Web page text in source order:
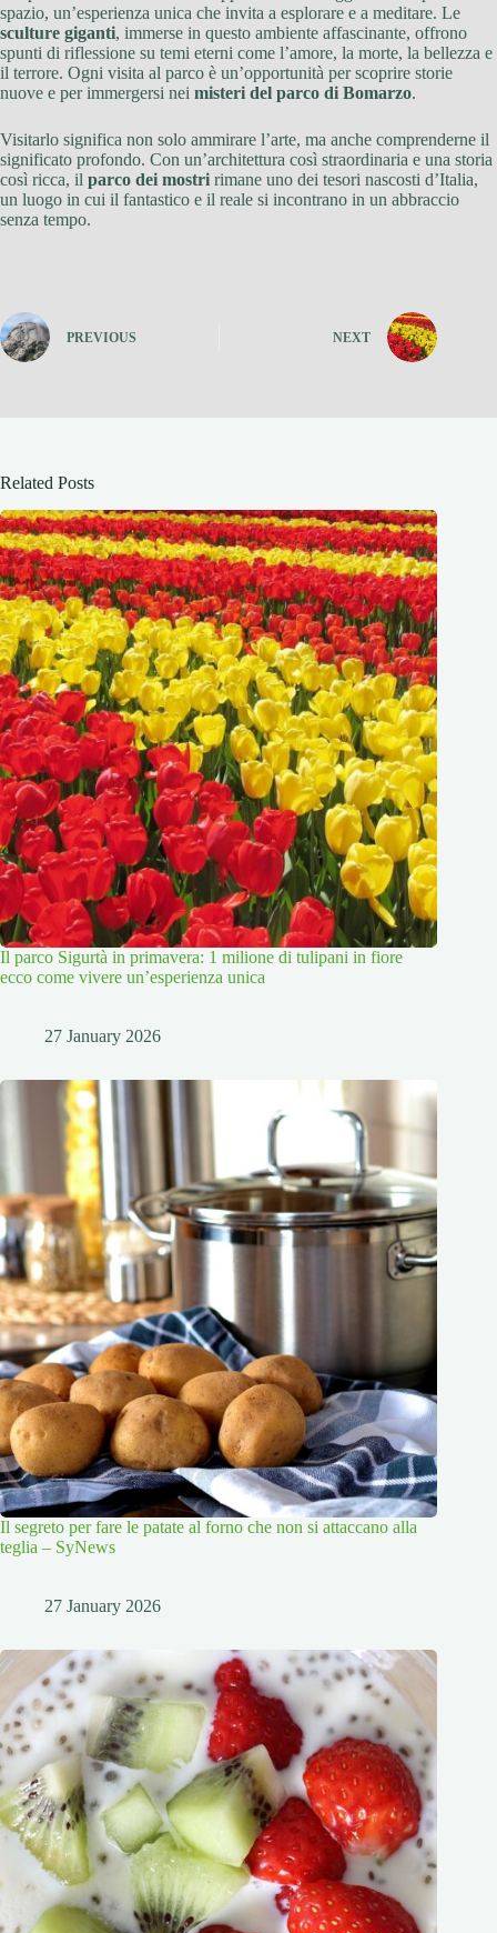
spazio, un’esperienza unica che invita a esplorare e a meditare. Le
sculture giganti, immerse in questo ambiente affascinante, offrono
spunti di riflessione su temi eterni come l’amore, la morte, la bellezza e
il terrore. Ogni visita al parco è un’opportunità per scoprire storie
nuove e per immergersi nei misteri del parco di Bomarzo.
Visitarlo significa non solo ammirare l’arte, ma anche comprenderne il
significato profondo. Con un’architettura così straordinaria e una storia
così ricca, il parco dei mostri rimane uno dei tesori nascosti d’Italia,
un luogo in cui il fantastico e il reale si incontrano in un abbraccio
senza tempo.
PREVIOUS NEXT
Related Posts
Il parco Sigurtà in primavera: 1 milione di tulipani in fiore
ecco come vivere un’esperienza unica
27 January 2026
Il segreto per fare le patate al forno che non si attaccano alla
teglia – SyNews
27 January 2026